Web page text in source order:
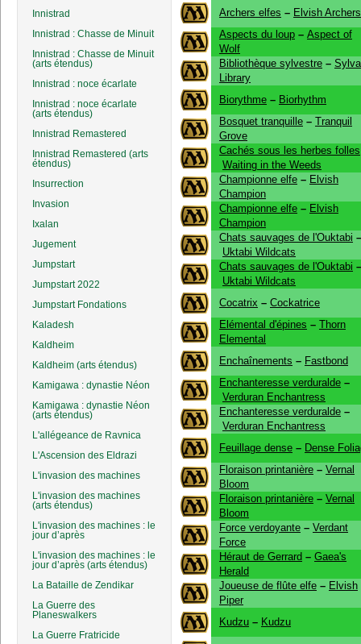
Innistrad
Innistrad : Chasse de Minuit
Innistrad : Chasse de Minuit
(arts étendus)
Innistrad : noce écarlate
Innistrad : noce écarlate
(arts étendus)
Innistrad Remastered
Innistrad Remastered (arts
étendus)
Insurrection
Invasion
Ixalan
Jugement
Jumpstart
Jumpstart 2022
Jumpstart Fondations
Kaladesh
Kaldheim
Kaldheim (arts étendus)
Kamigawa : dynastie Néon
Kamigawa : dynastie Néon
(arts étendus)
L'allégeance de Ravnica
L'Ascension des Eldrazi
L'invasion des machines
L'invasion des machines
(arts étendus)
L'invasion des machines : le
jour d’après
L'invasion des machines : le
jour d’après (arts étendus)
La Bataille de Zendikar
La Guerre des
Planeswalkers
La Guerre Fratricide
Archers elfes – Elvish Archers
Aspects du loup – Aspect of
Wolf
Bibliothèque sylvestre –
Library
Biorythme – Biorhythm
Bosquet tranquille – Tranquil
Grove
Cachés sous les herbes folles
Waiting in the Weeds
Championne elfe – Elvish
Champion
Championne elfe – Elvish
Champion
Chats sauvages de l'Ouktabi –
Uktabi Wildcats
Chats sauvages de l'Ouktabi –
Uktabi Wildcats
Cocatrix – Cockatrice
Elémental d'épines – Thorn
Elemental
Enchaînements – Fastbond
Enchanteresse verduralde –
Verduran Enchantress
Enchanteresse verduralde –
Verduran Enchantress
Feuillage dense – Dense
Floraison printanière – Vernal
Bloom
Floraison printanière – Vernal
Bloom
Force verdoyante – Verdant
Force
Héraut de Gerrard – Gaea's
Herald
Joueuse de flûte elfe – Elvish
Piper
Kudzu – Kudzu